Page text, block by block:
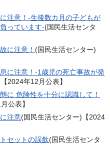
注意！-生後数カ月の子どもが
っています-(国民生活センタ
に注意！ (国民生活センター)
に注意！-1歳児の死亡事故が発
2024年12月公表】
に 危険性を十分に認識して！
公表】
注意(国民生活センター)【2024
セットの誤飲(国民生活センタ